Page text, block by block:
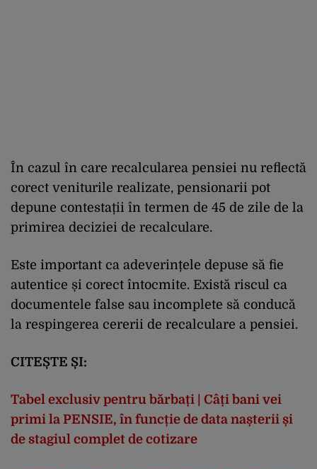
În cazul în care recalcularea pensiei nu reflectă
corect veniturile realizate, pensionarii pot
depune contestații în termen de 45 de zile de la
primirea deciziei de recalculare.
Este important ca adeverințele depuse să fie
autentice și corect întocmite. Există riscul ca
documentele false sau incomplete să conducă
la respingerea cererii de recalculare a pensiei.
CITEȘTE ȘI:
Tabel exclusiv pentru bărbați | Câți bani vei
primi la PENSIE, în funcție de data nașterii și
de stagiul complet de cotizare